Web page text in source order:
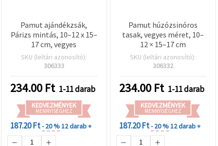
Pamut ajándékzsák,
Párizs mintás, 10–12 x 15–
17 cm, vegyes
SKU (leltári azonosító):
306333
234.00 Ft 1-11 darab
KEDVEZMÉNYEK
MENNYISÉGHEZ
187.20 Ft- 20 %12 darab +
Pamut húzózsinóros
tasak, vegyes méret, 10–
12 × 15–17 cm
SKU (leltári azonosító):
306332
234.00 Ft 1-11 darab
KEDVEZMÉNYEK
MENNYISÉGHEZ
187.20 Ft- 20 %12 darab +